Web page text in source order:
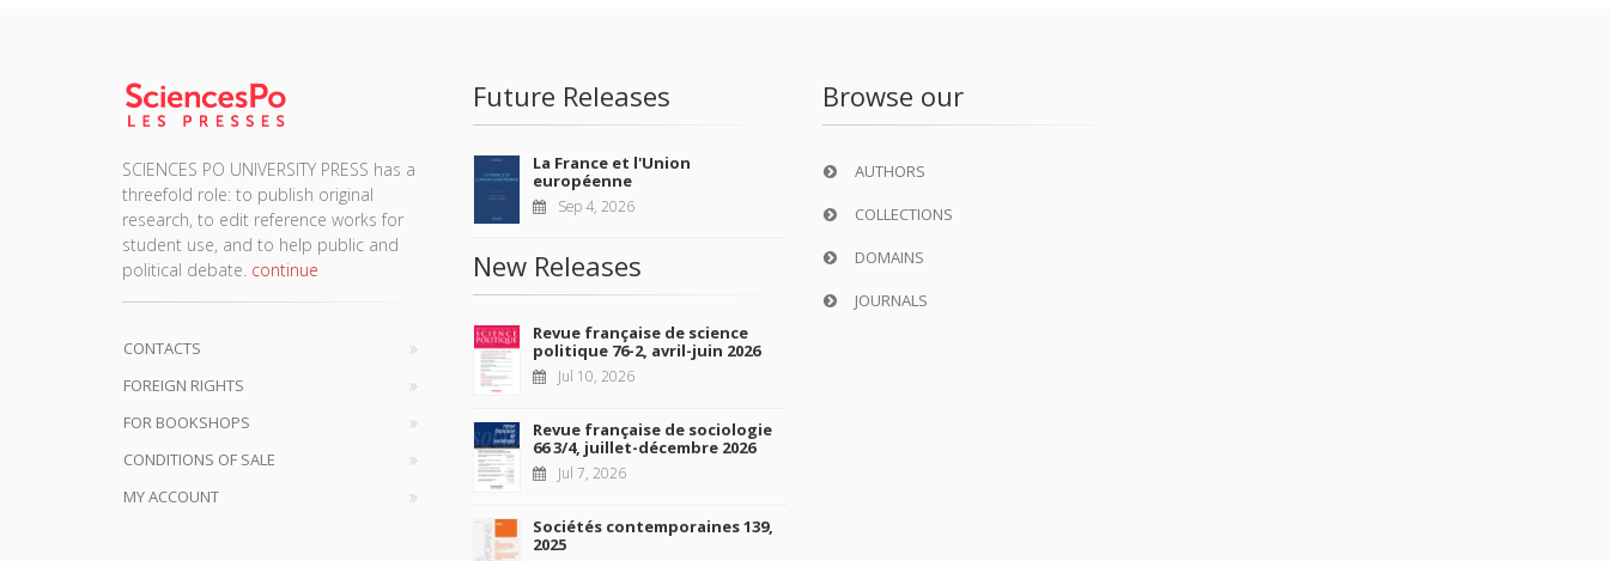
SCIENCES PO UNIVERSITY PRESS has a
threefold role: to publish original
research, to edit reference works for
student use, and to help public and
political debate. continue
CONTACTS
FOREIGN RIGHTS
FOR BOOKSHOPS
CONDITIONS OF SALE
MY ACCOUNT
Future Releases
La France et l'Union
européenne
Sep 4, 2026
New Releases
Revue française de science
politique 76-2, avril-juin 2026
Jul 10, 2026
Revue française de sociologie
66 3/4, juillet-décembre 2026
Jul 7, 2026
Sociétés contemporaines 139,
2025
Browse our
AUTHORS
COLLECTIONS
DOMAINS
JOURNALS